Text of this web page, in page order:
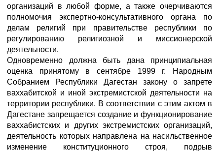
организаций в любой форме, а также очерчиваются
полномочия экспертно-консультативного органа по
делам религий при правительстве республики по
регулированию религиозной и миссионерской
деятельности.
Одновременно должна быть дана принципиальная
оценка принятому в сентябре 1999 г. Народным
Собранием Республики Дагестан закону о запрете
ваххабитской и иной экстремистской деятельности на
территории республики. В соответствии с этим актом в
Дагестане запрещается создание и функционирование
ваххабистских и других экстремистских организаций,
деятельность которых направлена на насильственное
изменение конституционного строя, подрыв